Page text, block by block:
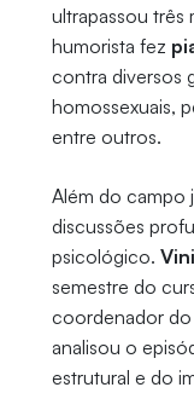
ultrapassou três
humorista fez
contra diversos
homossexuais,
entre outros.
Além do campo
discussões
psicológico.
semestre do
coordenador do
analisou o
estrutural e do